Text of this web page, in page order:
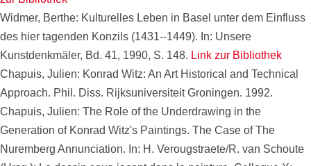
Widmer, Berthe: Kulturelles Leben in Basel unter dem Einfluss
des hier tagenden Konzils (1431--1449). In: Unsere
Kunstdenkmäler, Bd. 41, 1990, S. 148. Link zur Bibliothek
Chapuis, Julien: Konrad Witz: An Art Historical and Technical
Approach. Phil. Diss. Rijksuniversiteit Groningen. 1992.
Chapuis, Julien: The Role of the Underdrawing in the
Generation of Konrad Witz's Paintings. The Case of The
Nuremberg Annunciation. In: H. Verougstraete/R. van Schoute